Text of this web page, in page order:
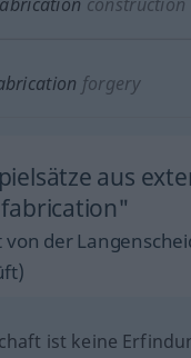
forgery
aus
von der
ist keine